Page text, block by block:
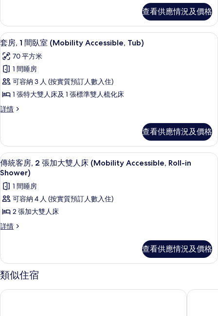
的
相
片
2
張
加
大
雙
人
床
(Mobility
的
相
片
2
張
加
雙
人
(Mobility
Accessible,
詳
查看供應情況及價格
載
入
所
有
套
房,
1
臥
室
(Mobility
Accessible,
Tub)
的
相
片
羽絨被、特厚豪華床墊、房內夾萬、書
7
套房, 1 間臥室 (Mobility Accessible, Tub)
70 平方米
1 間睡房
可容納 3 人 (按實質預訂人數入住)
1 張特大雙人床及 1 張標準雙人梳化床
詳情
套
臥
室
(Mobility
Accessible,
詳
情
查看供應情況及價格
載
入
所
有
傳
統
2
張
加
大
羽絨被、特厚豪華床墊、房內夾萬、書
3
傳統客房, 2 張加大雙人床 (Mobility Accessible, Roll-in
Shower)
1 間睡房
可容納 4 人 (按實質預訂人數入住)
2 張加大雙人床
詳情
傳
2
張
加
雙
查看供應情況及價格
類似住宿
威斯汀洛杉磯博納旺蒂爾套房酒店 洛杉磯